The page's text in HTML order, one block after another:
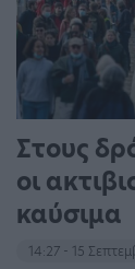
Στους
οι
καύσιμα
14:27 - 15